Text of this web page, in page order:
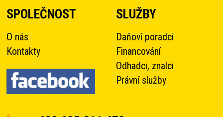
SPOLEČNOST
O nás
Kontakty
SLUŽBY
Daňoví poradci
Financování
Odhadci, znalci
Právní služby